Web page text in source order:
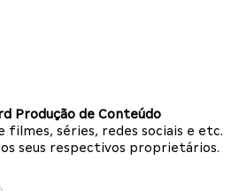
Produção de Conteúdo
filmes, séries, redes sociais e etc.
seus respectivos proprietários.